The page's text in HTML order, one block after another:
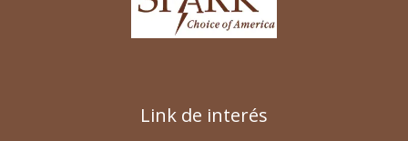
Link de interés